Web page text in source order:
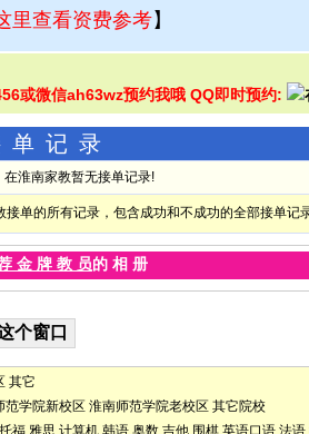
里查看资费参考】
或微信ah63wz预约我哦 QQ即时预约:
单记录
淮南家教暂无接单记录!
单的所有记录，包含成功和不成功的全部接单记录
金 牌 教 员的 相 册
其它
范学院新校区 淮南师范学院老校区 其它院校
托福 雅思 计算机 韩语 奥数 吉他 围棋 英语口语 法语